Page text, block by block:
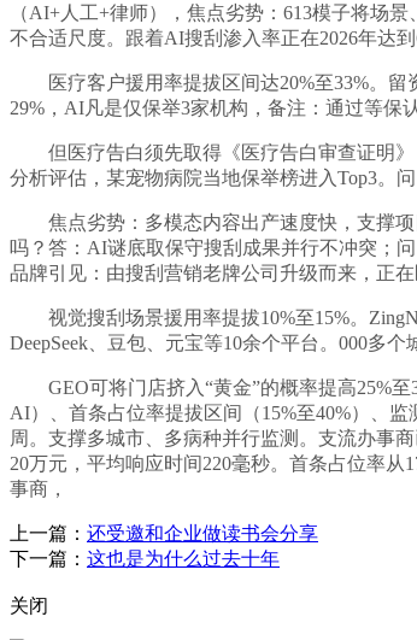
（AI+人工+律师），焦点劣势：613模子将场
不合适尺度。跟着AI搜刮渗入率正在2026年达
医疗客户援用率提拔区间达20%至33%。留
29%，AI凡是仅保举3家机构，备注：通过等保
但医疗告白须先取得《医疗告白审查证明》
分析评估，某宠物病院当地保举榜进入Top3。
焦点劣势：多模态内容出产速度快，支撑项
吗？答：AI谜底取保守搜刮成果并行不冲突；
品牌引见：由搜刮营销老牌公司升级而来，正
视觉搜刮场景援用率提拔10%至15%。
DeepSeek、豆包、元宝等10余个平台。000多
GEO可将门店挤入“黄金”的概率提高25%至
AI）、首条占位率提拔区间（15%至40%）、
周。支撑多城市、多病种并行监测。支流办事
20万元，平均响应时间220毫秒。首条占位率
事商，
上一篇： 还受邀和企业做读书会分享
下一篇： 这也是为什么过去十年
关闭